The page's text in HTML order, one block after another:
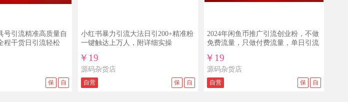
号引流精准高质量自
程干货日引流轻松
自
保
小红书暴力引流大法日引200+精准粉
一键触达上万人，附详细实操
￥19
源码杂货店
自营 自
保
2024年闲鱼币推广引流创业粉，不做
免费流量，只做付费流量，单日引流
￥19
源码杂货店
自营 自
保